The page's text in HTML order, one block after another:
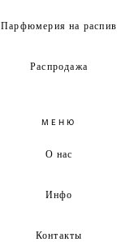
Парфюмерия на распив
Распродажа
МЕНЮ
О нас
Инфо
Контакты